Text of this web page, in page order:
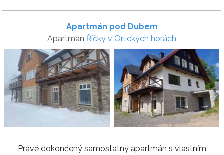
Apartmán pod Dubem
Apartmán Říčky v Orlických horách
Právě dokončený samostatný apartmán s vlastním